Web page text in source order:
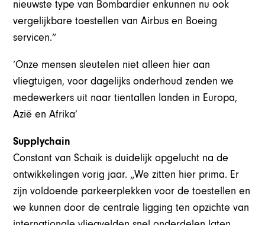
nieuwste type van Bombardier enkunnen nu ook
vergelijkbare toestellen van Airbus en Boeing
servicen.”
‘Onze mensen sleutelen niet alleen hier aan
vliegtuigen, voor dagelijks onderhoud zenden we
medewerkers uit naar tientallen landen in Europa,
Azië en Afrika’
Supplychain
Constant van Schaik is duidelijk opgelucht na de
ontwikkelingen vorig jaar. „We zitten hier prima. Er
zijn voldoende parkeerplekken voor de toestellen en
we kunnen door de centrale ligging ten opzichte van